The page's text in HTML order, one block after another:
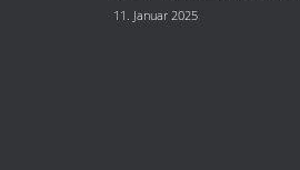
11. Januar 2025